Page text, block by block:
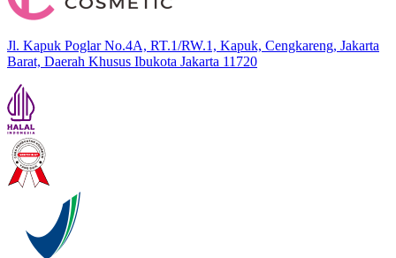
Jl. Kapuk Poglar No.4A, RT.1/RW.1, Kapuk, Cengkareng, Jakarta
Barat, Daerah Khusus Ibukota Jakarta 11720